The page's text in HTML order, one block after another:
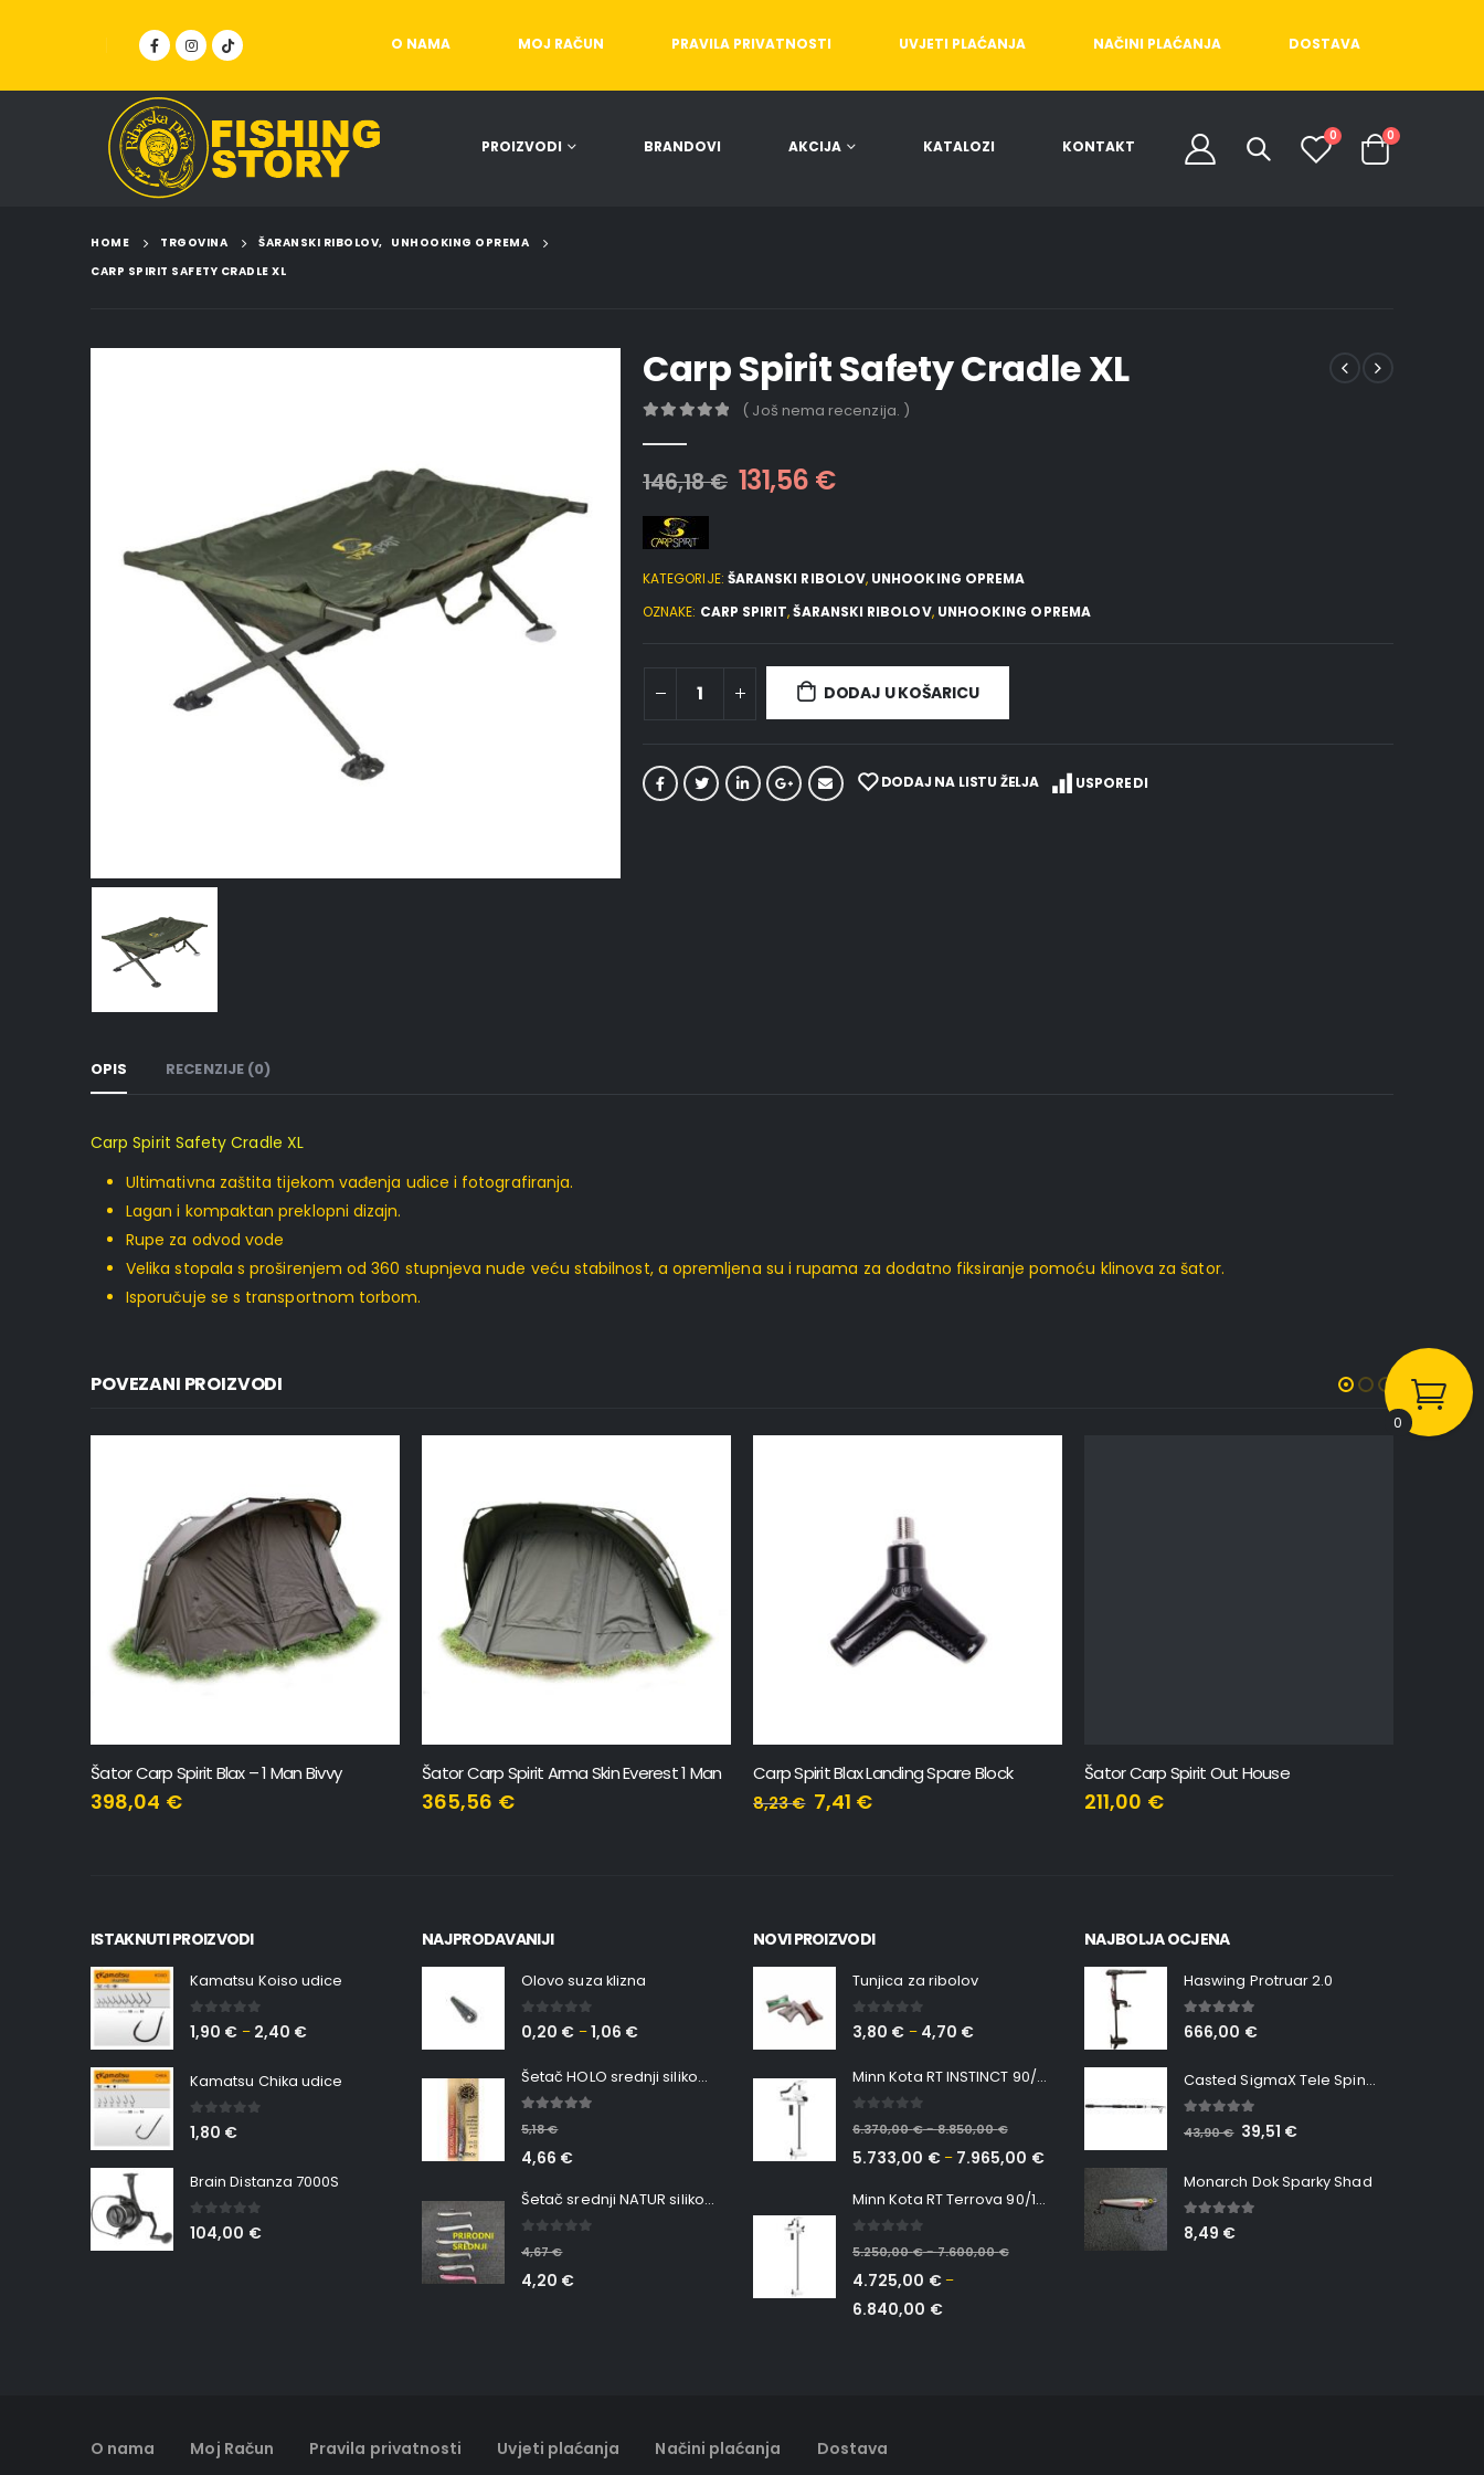
O NAMA MOJ RAČUN PRAVILA PRIVATNOSTI UVJETI PLAĆANJA NAČINI PLAĆANJA DOSTAVA
PROIZVODI BRANDOVI AKCIJA KATALOZI KONTAKT
0 0
HOME TRGOVINA ŠARANSKI RIBOLOV, UNHOOKING OPREMA
CARP SPIRIT SAFETY CRADLE XL
Carp Spirit Safety Cradle XL
( Još nema recenzija. )
146,18€ 131,56 €
KATEGORIJE: ŠARANSKI RIBOLOV, UNHOOKING OPREMA
OZNAKE: CARP SPIRIT,ŠARANSKI RIBOLOV, UNHOOKING OPREMA
DODAJ U KOŠARICU
DODAJ NA LISTU ŽELJA USPOREDI
OPIS RECENZIJE (0)
Carp Spirit Safety Cradle XL
Ultimativna zaštita tijekom vađenja udice i fotografiranja.
Lagan i kompaktan preklopni dizajn.
Rupe za odvod vode
Velika stopala s proširenjem od 360 stupnjeva nude veću stabilnost, a opremljena su i rupama za dodatno fiksiranje pomoću klinova za šator.
Isporučuje se s transportnom torbom.
POVEZANI PROIZVODI
Šator Carp Spirit Blax – 1 Man Bivvy
398,04 €
Šator Carp Spirit Arma Skin Everest 1 Man
365,56 €
Carp Spirit Blax Landing Spare Block
8,23€ 7,41 €
Šator Carp Spirit Out House
211,00 €
ISTAKNUTI PROIZVODI
Kamatsu Koiso udice
0 out of 5
1,90 € – 2,40 €
Kamatsu Chika udice
0 out of 5
1,80 €
Brain Distanza 7000S
0out of 5
104,00 €
NAJPRODAVANIJI
Olovo suza klizna
0 out of 5
0,20 € –1,06 €
Šetač HOLO srednji silikonska Ribica Belgrade Walker
5,18€
4,66 €
Šetač srednji NATUR silikonska ribica Belgrade Walker
4,67€
4,20 €
NOVI PROIZVODI
Tunjica za ribolov
0 out of 5
3,80 € – 4,70 €
Minn Kota RT INSTINCT 90/115 WR QUEST
6.370,00€–8.850,00€
5.733,00 €– 7.965,00 €
Minn Kota RT Terrova 90/115 WR QUEST
5.250,00€–7.600,00€
4.725,00 €–
6.840,00 €
NAJBOLJA OCJENA
Haswing Protruar 2.0
5.00 out of 5
666,00 €
Casted SigmaX Tele Spin, 300cm, 40-80gr
out of 5
43,90€ 39,51 €
Monarch Dok Sparky Shad
5.00
8,49 €
O nama Moj Račun Pravila privatnosti Uvjeti plaćanja Načini plaćanja Dostava
0